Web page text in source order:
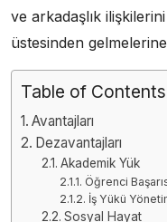
ve arkadaşlık
üstesinden
Table of Contents
Avantajları
Dezavantajları
Akademik Yük
Öğrenci
İş Yükü
Sosyal Hayat